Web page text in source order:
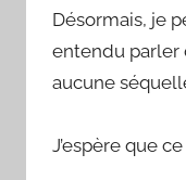
Désormais, je
entendu parler
aucune
J’espère que